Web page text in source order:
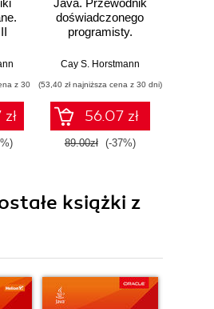
z 30
doświadczonego
programisty.
Cay S. Horstmann
(53,40 zł najniższa cena z 30 dni)
56.07 zł
89.00zł (-37%)
książki z